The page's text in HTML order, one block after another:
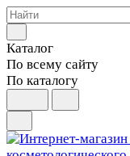
Каталог
По всему сайту
По каталогу